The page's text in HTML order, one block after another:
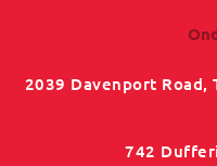
2039 Davenport Road,
742